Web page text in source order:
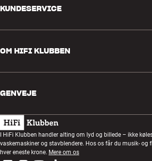
KUNDESERVICE
Retur og reklamation
Fortryd ordre
Handelsbetingelser
Privatlivspolitik
OM HIFI KLUBBEN
Kundeklub
Lytteaften
Konkurrencer
GENVEJE
Gavekort
Byg med lyd
Montering og installation
I HiFi Klubben handler alting om lyd og billede – ikke
vaskemaskiner og stavblendere. Hos os får du musik- og
hver eneste krone. Mere om os